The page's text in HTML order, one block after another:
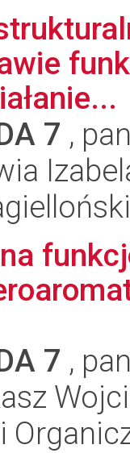
7 ,
7 ,